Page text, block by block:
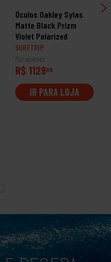
Óculos Oakley Sylas
Matte Black Prizm
Violet Polarized
SURFTRIP
Por apenas
R$ 112999
IR PARA LOJA